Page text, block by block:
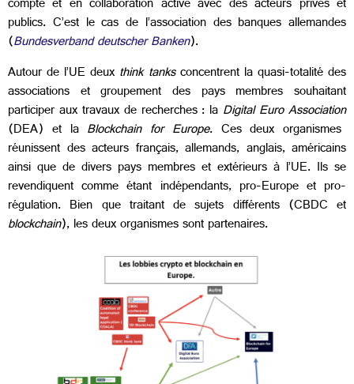
compte et en collaboration active avec des acteurs privés et
publics. C’est le cas de l’association des banques allemandes
(Bundesverband deutscher Banken).
Autour de l’UE deux think tanksconcentrent la quasi-totalité des
associations et groupement des pays membres souhaitant
participer aux travaux de recherches : la Digital Euro Association
(DEA) et laBlockchain for Europe. Ces deux organismes
réunissent des acteurs français, allemands, anglais, américains
ainsi que de divers pays membres et extérieurs à l’UE. Ils se
revendiquent comme étant indépendants, pro-Europe et pro-
régulation. Bien que traitant de sujets différents (CBDC et
blockchain), les deux organismes sont partenaires.